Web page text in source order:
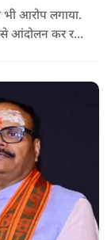
भी आरोप लगाया.
से आंदोलन कर रहे